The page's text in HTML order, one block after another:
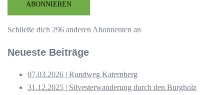
AdresseABONNIEREN
Schließe dich 296 anderen Abonnenten an
Neueste Beiträge
07.03.2026 | Rundweg Katernberg
31.12.2025 | Silvesterwanderung durch den Burgholz